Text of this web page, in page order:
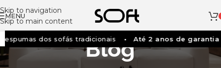
Skip to navigation
Skip to main content
MENU
dos sofás tradicionais Até 2 anos de garantia
Blog